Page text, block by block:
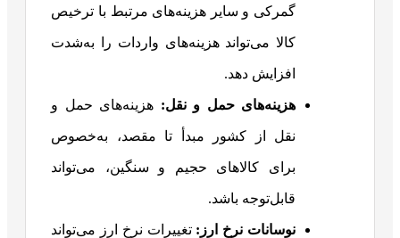
گمرکی و سایر هزینه‌های مرتبط با ترخیص
کالا می‌تواند هزینه‌های واردات را به‌شدت
افزایش دهد.
هزینه‌های حمل و نقل: هزینه‌های حمل و
نقل از کشور مبدأ تا مقصد، به‌خصوص
برای کالاهای حجیم و سنگین، می‌تواند
قابل‌توجه باشد.
نوسانات نرخ ارز : تغییرات نرخ ارز می‌تواند